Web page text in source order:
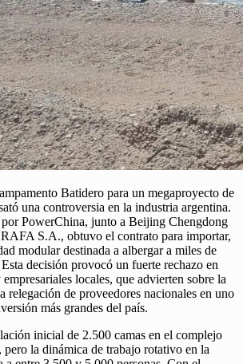
Batidero para un megaproyecto de
una controversia en la industria argentina.
PowerChina, junto a Beijing Chengdong
S.A., obtuvo el contrato para importar,
modular destinada a albergar a miles de
decisión provocó un fuerte rechazo en
locales, que advierten sobre la
relegación de proveedores nacionales en uno
más grandes del país.
inicial de 2.500 camas en el complejo
la dinámica de trabajo rotativo en la